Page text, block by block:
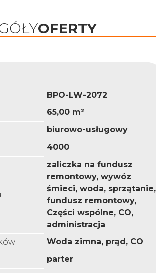
OFERTY
BPO-LW-2072
65,00 m²
biurowo-usługowy
4000
zaliczka na fundusz
remontowy, wywóz
śmieci, woda, sprzątanie,
fundusz remontowy,
Części wspólne, CO,
administracja
Woda zimna, prąd, CO
parter